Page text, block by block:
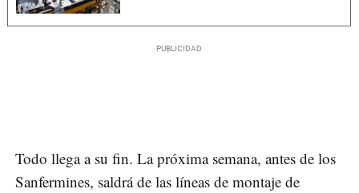
Todo llega a su fin. La próxima semana, antes de los
Sanfermines, saldrá de las líneas de montaje de